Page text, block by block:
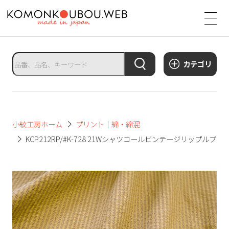
カテゴリ
小紋工房ホーム
プリント｜綿・綿混
KCP212RP/#K-728 21Wシャツコールビンテージリップルプリ
サ
イ
ト
タ
イ
ト
ト
ニ
ュ
ー
を
開